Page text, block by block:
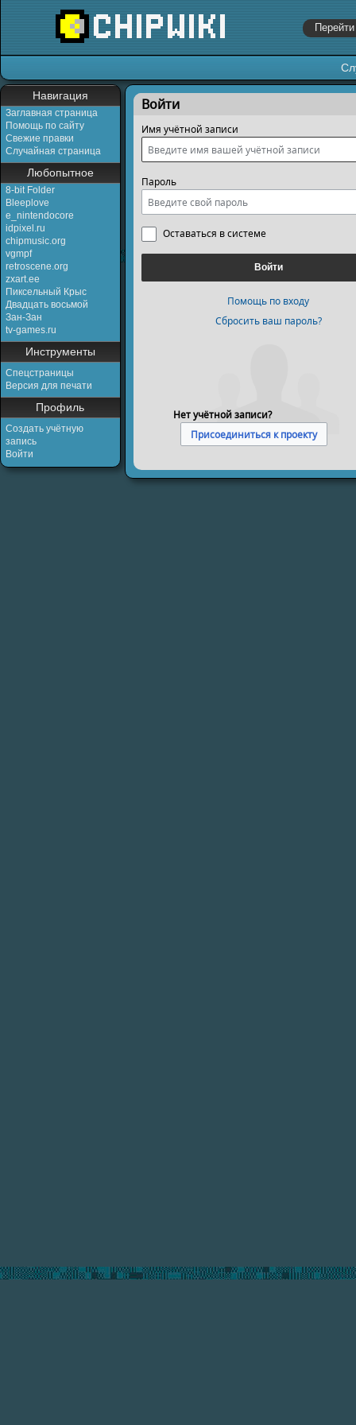
Навигация
Заглавная страница
Помощь по сайту
Свежие правки
Случайная страница
Любопытное
8-bit Folder
Bleeplove
e_nintendocore
idpixel.ru
chipmusic.org
vgmpf
retroscene.org
zxart.ee
Пиксельный Крыс
Двадцать восьмой
Зан-Зан
tv-games.ru
Инструменты
Спецстраницы
Версия для печати
Профиль
Создать учётную
запись
Войти
Перейти к:навигация,поиск
Войти
Имя учётной записи
Пароль
Оставаться в системе
Войти
Помощь по входу
Сбросить ваш пароль?
Нет учётной записи?
Присоединиться к проекту